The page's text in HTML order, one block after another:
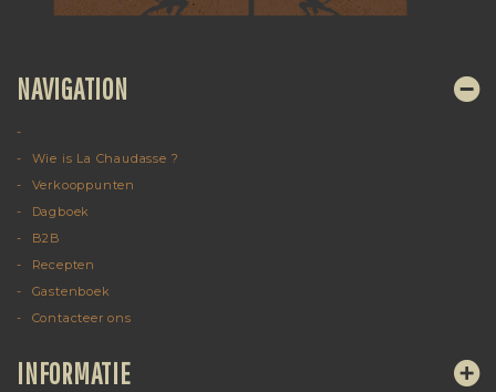
NAVIGATION
Wie is La Chaudasse ?
Verkooppunten
Dagboek
B2B
Recepten
Gastenboek
Contacteer ons
INFORMATIE